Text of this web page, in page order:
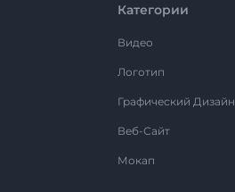
Категории
Видео
Логотип
Графический Дизайн
Веб-Сайт
Мокап